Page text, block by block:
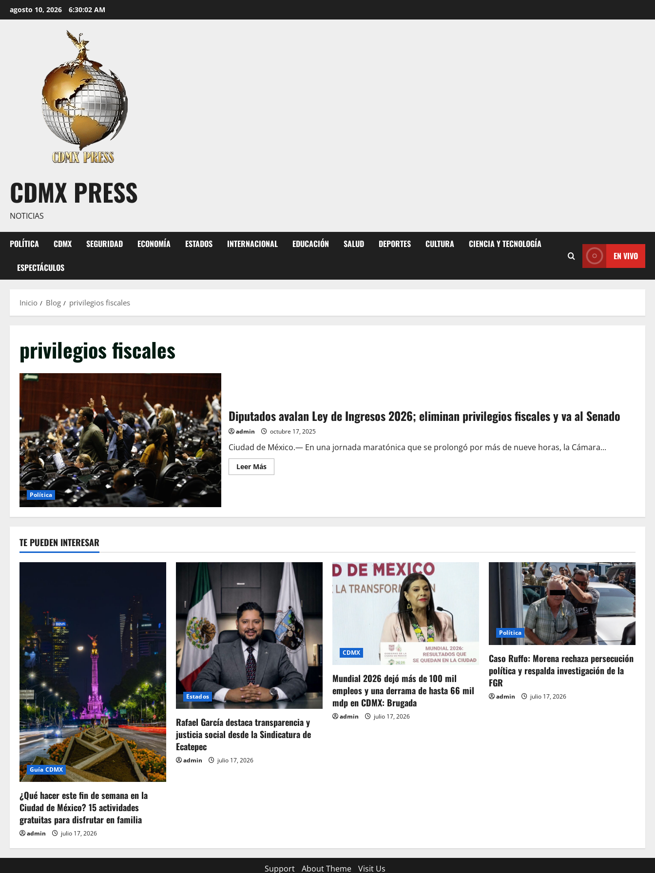
al
agosto 10, 2026 6:30:03 AM
CDMX PRESS
NOTICIAS
POLÍTICA CDMX SEGURIDAD ECONOMÍA ESTADOS INTERNACIONAL EDUCACIÓN SALUD DEPORTES CULTURA CIENCIA Y TECNOLOGÍA
ESPECTÁCULOS
EN VIVO
Inicio Blog privilegios fiscales
privilegios fiscales
Política
Diputados avalan Ley de Ingresos 2026; eliminan privilegios fiscales y va al Senado
admin octubre 17, 2025
Ciudad de México.— En una jornada maratónica que se prolongó por más de nueve horas, la Cámara...
Leer MásLeer
más
y
va
Senado
TE PUEDEN INTERESAR
Guía CDMX
¿Qué hacer este fin de semana en la
Ciudad de México? 15 actividades
gratuitas para disfrutar en familia
admin julio 17, 2026
Estados
Rafael García destaca transparencia y
justicia social desde la Sindicatura de
Ecatepec
admin julio 17, 2026
CDMX
Mundial 2026 dejó más de 100 mil
empleos y una derrama de hasta 66 mil
mdp en CDMX: Brugada
admin julio 17, 2026
Política
Caso Ruffo: Morena rechaza persecución
política y respalda investigación de la
FGR
admin julio 17, 2026
Support About Theme Visit Us